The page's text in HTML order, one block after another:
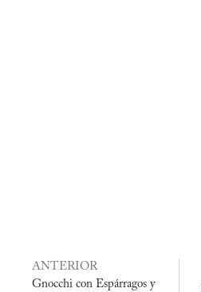
ANTERIOR
Gnocchi con Espárragos y